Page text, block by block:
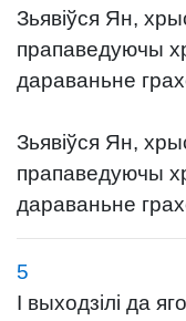
Зьявіўся Ян,
прапаведуючы
дараваньне
Зьявіўся Ян,
прапаведуючы
дараваньне
5
І выходзілі да